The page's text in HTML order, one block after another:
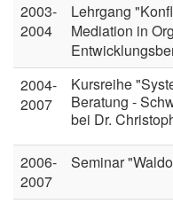
2003-
2004
Lehrgang
Mediation in
2004-
2007
Kursreihe
Beratung -
bei Dr.
2006-
2007
Seminar